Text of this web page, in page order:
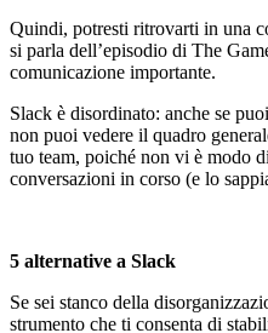
Quindi, potresti ritrovarti in una
si parla dell’episodio di The
comunicazione importante.
Slack è disordinato: anche se
non puoi vedere il quadro
tuo team, poiché non vi è modo
conversazioni in corso (e lo
5 alternative a Slack
Se sei stanco della
strumento che ti consenta di